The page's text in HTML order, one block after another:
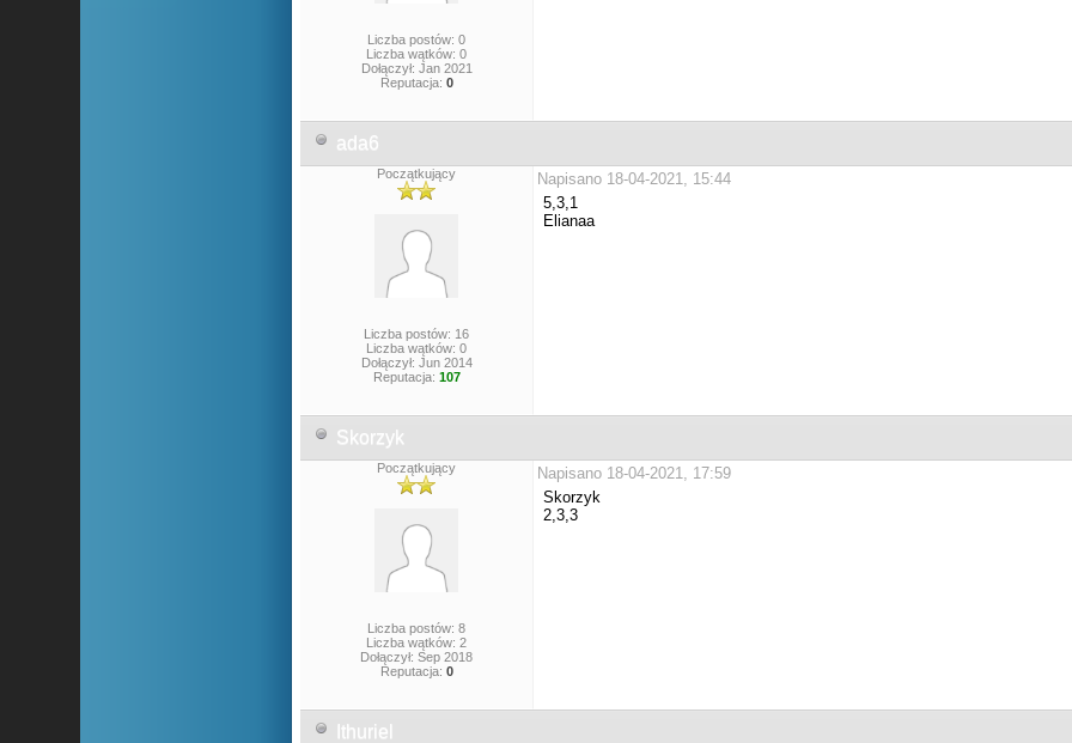
Liczba postów: 0
Liczba wątków: 0
Dołączył: Jan 2021
Reputacja: 0
ada6
Początkujący
Liczba postów: 16
Liczba wątków: 0
Dołączył: Jun 2014
Reputacja: 107
Napisano 18-04-2021, 15:44
5,3,1
Elianaa
Skorzyk
Początkujący
Liczba postów: 8
Liczba wątków: 2
Dołączył: Sep 2018
Reputacja: 0
Napisano 18-04-2021, 17:59
Skorzyk
2,3,3
Ithuriel